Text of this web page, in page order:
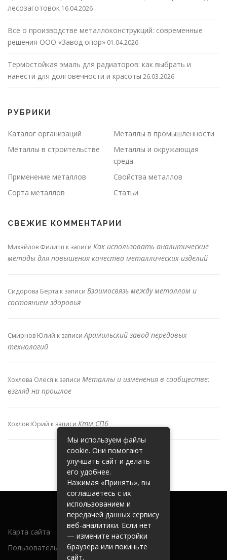
лесозаготовок 16.04.2026
Все о производстве металлоконструкций: современные
решения ООО «Завод опор» 01.04.2026
Термостойкая эмаль для радиаторов: как выбрать и
нанести для долговечности и красоты 26.03.2026
РУБРИКИ
Каталог организаций
Металлы в промышленности
Металлы в строительстве
Металлы и окружающая
среда
Применение металлов
Свойства металлов
Сорта металлов
Статьи
СВЕЖИЕ КОММЕНТАРИИ
Михайлов Филипп к записи Как использовать аналитические
методы для повышения качества металлических изделий
Сидорова Берта к записи Взаимосвязь между металлом и
состоянием здоровья
Смирнов Юлий к записиАрамильский завод передовых
технологий
Хохлова Олеся к записи Металлы и изменения в сообществе:
взгляд на прошлое
Хохлов Юрий к записи Ктм СПб
Карта сайта
Пользовательское соглашение
Мы используем файлы
cookie. Они помогают
улучшать сайт и делать
его удобнее.
Нажимая «Принять», вы
соглашаетесь с их
использованием и
передачей данных сервису
веб-аналитики. Если нет
— измените настройки
браузера или покиньте
сайт.